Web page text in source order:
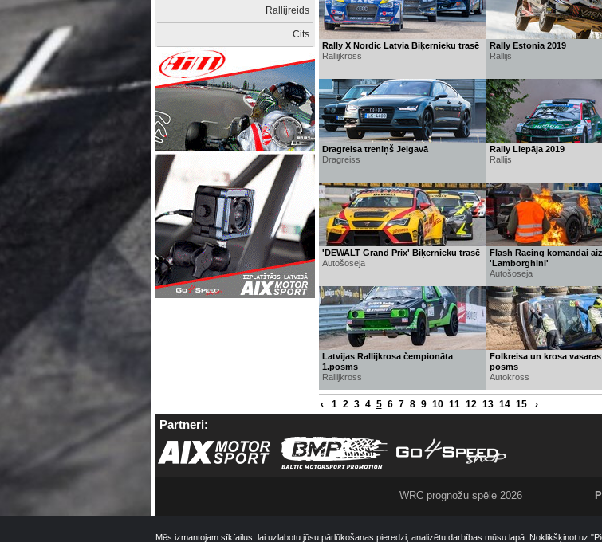
Rallijreids
Cits
Rally X Nordic Latvia Biķernieku trasē
Rallijkross
Rally Estonia 2019
Rallijs
Dragreisa treniņš Jelgavā
Dragreiss
Rally Liepāja 2019
Rallijs
'DEWALT Grand Prix' Biķernieku trasē
Autošoseja
Flash Racing komandai
'Lamborghini'
Autošoseja
Latvijas Rallijkrosa čempionāta
1.posms
Rallijkross
Folkreisa un krosa
posms
Autokross
‹ 1 2 3 4 5 6 7 8 9 10 11 12 13 14 15 ›
Partneri:
WRC prognožu spēle 2026
Mēs izmantojam sīkfailus, lai uzlabotu jūsu pārlūkošanas pieredzi, analizētu darbības mūsu lapā. Noklikšķinot uz